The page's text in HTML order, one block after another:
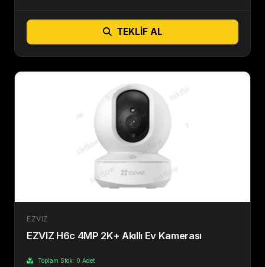
TEKLIF AL
EZVIZ
EZVIZ H6c 4MP 2K+ Akıllı Ev Kamerası
Toplam Stok: 0 Adet